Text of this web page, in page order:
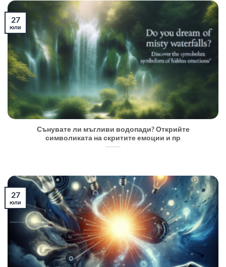
Сънувате ли мъгливи водопади? Открийте
символиката на скритите емоции и пр
27
юли
27
юли